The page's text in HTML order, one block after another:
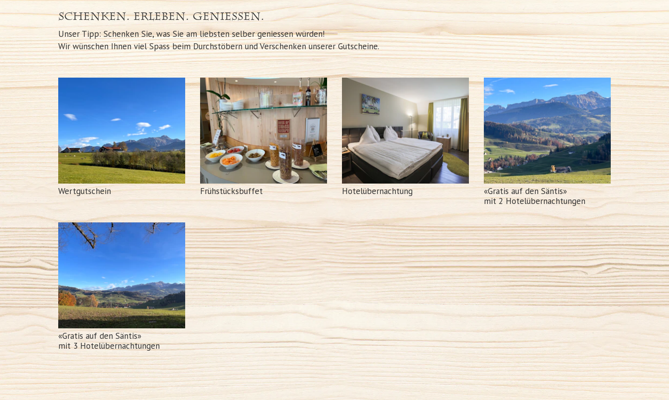
Schenken. Erleben. Geniessen.
Unser Tipp: Schenken Sie, was Sie am liebsten selber geniessen würden!
Wir wünschen Ihnen viel Spass beim Durchstöbern und Verschenken unserer Gutscheine.
Wertgutschein Frühstücksbuffet Hotelübernachtung
«Gratis auf den Säntis»
mit 2 Hotelübernachtungen
«Gratis auf den Säntis»
mit 3 Hotelübernachtungen